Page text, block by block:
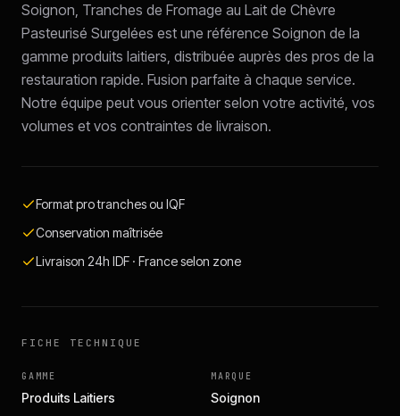
Soignon, Tranches de Fromage au Lait de Chèvre
Pasteurisé Surgelées est une référence Soignon de la
gamme produits laitiers, distribuée auprès des pros de la
restauration rapide. Fusion parfaite à chaque service.
Notre équipe peut vous orienter selon votre activité, vos
volumes et vos contraintes de livraison.
Format pro tranches ou IQF
Conservation maîtrisée
Livraison 24h IDF · France selon zone
FICHE TECHNIQUE
GAMME
Produits Laitiers
MARQUE
Soignon